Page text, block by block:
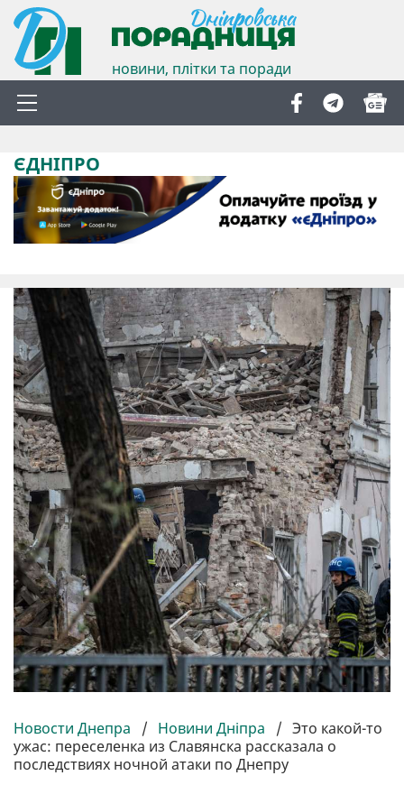
новини, плітки та поради
ЄДНІПРО
Новости Днепра / Новини Дніпра / Это какой-то
ужас: переселенка из Славянска рассказала о
последствиях ночной атаки по Днепру